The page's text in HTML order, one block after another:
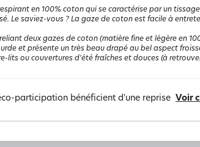
en 100% coton qui se caractérise par un
Le saviez-vous ? La gaze de coton est facile à
deux gazes de coton (matière fine et légère en
et présente un très beau drapé au bel aspect
lits ou couvertures d'été fraîches et douces (à
participation bénéficient d'une reprise Voir